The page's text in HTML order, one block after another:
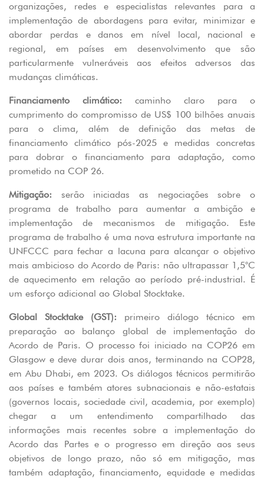
organizações, redes e especialistas relevantes para a
implementação de abordagens para evitar, minimizar e
abordar perdas e danos em nível local, nacional e
regional, em países em desenvolvimento que são
particularmente vulneráveis aos efeitos adversos das
mudanças climáticas.
Financiamento climático: caminho claro para o
cumprimento do compromisso de US$ 100 bilhões anuais
para o clima, além de definição das metas de
financiamento climático pós-2025 e medidas concretas
para dobrar o financiamento para adaptação, como
prometido na COP 26.
Mitigação: serão iniciadas as negociações sobre o
programa de trabalho para aumentar a ambição e
implementação de mecanismos de mitigação. Este
programa de trabalho é uma nova estrutura importante na
UNFCCC para fechar a lacuna para alcançar o objetivo
mais ambicioso do Acordo de Paris: não ultrapassar 1,5°C
de aquecimento em relação ao período pré-industrial. É
um esforço adicional ao Global Stocktake.
Global Stocktake (GST): primeiro diálogo técnico em
preparação ao balanço global de implementação do
Acordo de Paris. O processo foi iniciado na COP26 em
Glasgow e deve durar dois anos, terminando na COP28,
em Abu Dhabi, em 2023. Os diálogos técnicos permitirão
aos países e também atores subnacionais e não-estatais
(governos locais, sociedade civil, academia, por exemplo)
chegar a um entendimento compartilhado das
informações mais recentes sobre a implementação do
Acordo das Partes e o progresso em direção aos seus
objetivos de longo prazo, não só em mitigação, mas
também adaptação, financiamento, equidade e medidas